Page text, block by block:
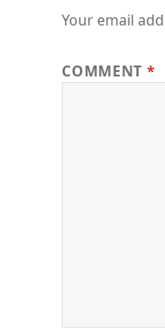
Your email
COMMENT *